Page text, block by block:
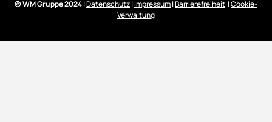
© WM Gruppe 2024|Datenschutz|Impressum|Barrierefreiheit |Cookie-
Verwaltung